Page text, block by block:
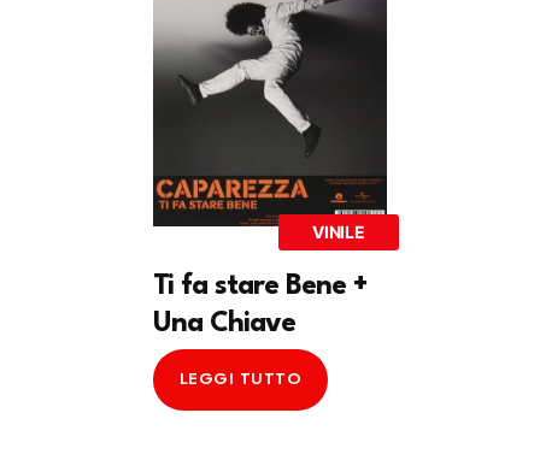
VINILE
Ti fa stare Bene +
Una Chiave
LEGGI TUTTO